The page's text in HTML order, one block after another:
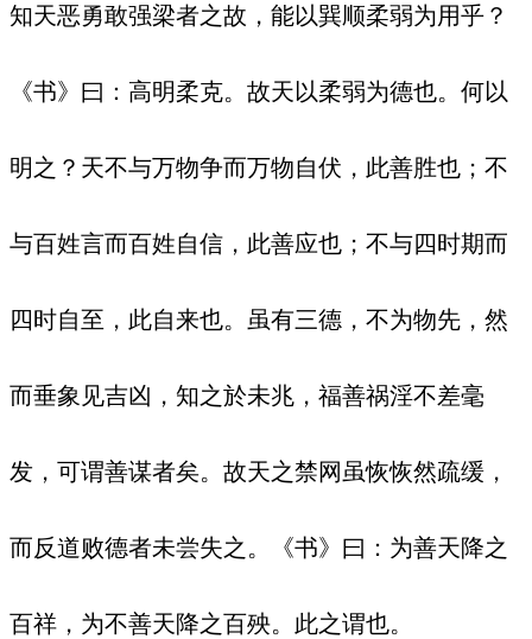
知天恶勇敢强梁者之故，能以巽顺柔弱为用乎？
《书》曰：高明柔克。故天以柔弱为德也。何以
明之？天不与万物争而万物自伏，此善胜也；不
与百姓言而百姓自信，此善应也；不与四时期而
四时自至，此自来也。虽有三德，不为物先，然
而垂象见吉凶，知之於未兆，福善祸淫不差毫
发，可谓善谋者矣。故天之禁网虽恢恢然疏缓，
而反道败德者未尝失之。《书》曰：为善天降之
百祥，为不善天降之百殃。此之谓也。